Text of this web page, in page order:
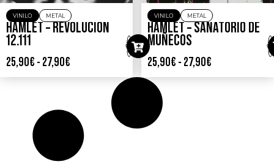
VINILO METAL
HAMLET – REVOLUCIÓN
12.111
25,90€ - 27,90€
VINILO METAL
HAMLET – SANATORIO DE
MUÑECOS
25,90€ - 27,90€